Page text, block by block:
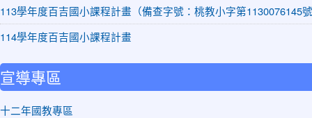
113學年度百吉國小課程計畫（備查字號：桃教小字第1130076145
114學年度百吉國小課程計畫
宣導專區
十二年國教專區